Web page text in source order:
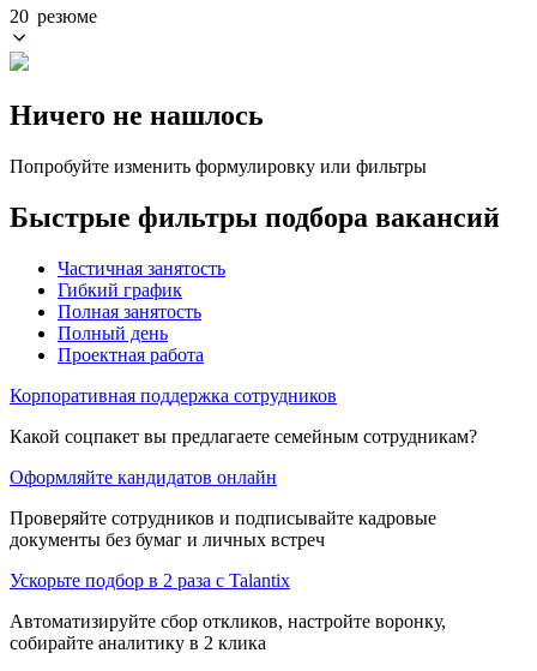
20 резюме
Ничего не нашлось
Попробуйте изменить формулировку или фильтры
Быстрые фильтры подбора вакансий
Частичная занятость
Гибкий график
Полная занятость
Полный день
Проектная работа
Корпоративная поддержка сотрудников
Какой соцпакет вы предлагаете семейным сотрудникам?
Оформляйте кандидатов онлайн
Проверяйте сотрудников и подписывайте кадровые
документы без бумаг и личных встреч
Ускорьте подбор в 2 раза с Talantix
Автоматизируйте сбор откликов, настройте воронку,
собирайте аналитику в 2 клика